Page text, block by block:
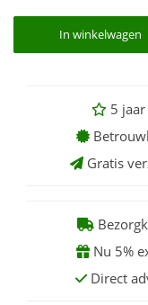
In winkelwagen
In winkelwagen
5
Gratis
Nu 5%
Direct